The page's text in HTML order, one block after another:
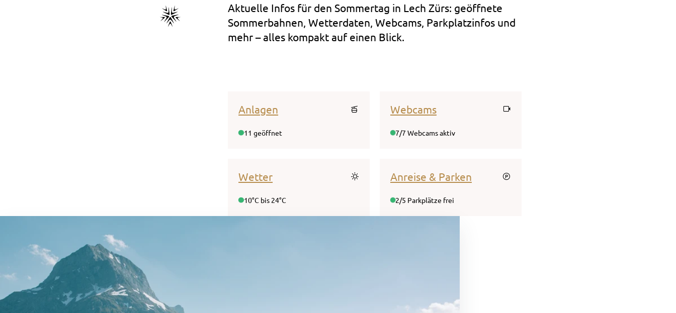
Aktuelle Infos für den Sommertag in Lech Zürs: geöffnete
Sommerbahnen, Wetterdaten, Webcams, Parkplatzinfos und
mehr – alles kompakt auf einen Blick.
Anlagen
11 geöffnet
Webcams
7/7 Webcams aktiv
Wetter
10°C bis 24°C
Anreise & Parken
2/5 Parkplätze frei